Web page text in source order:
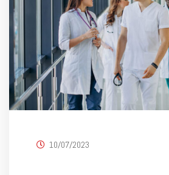
10/07/2023